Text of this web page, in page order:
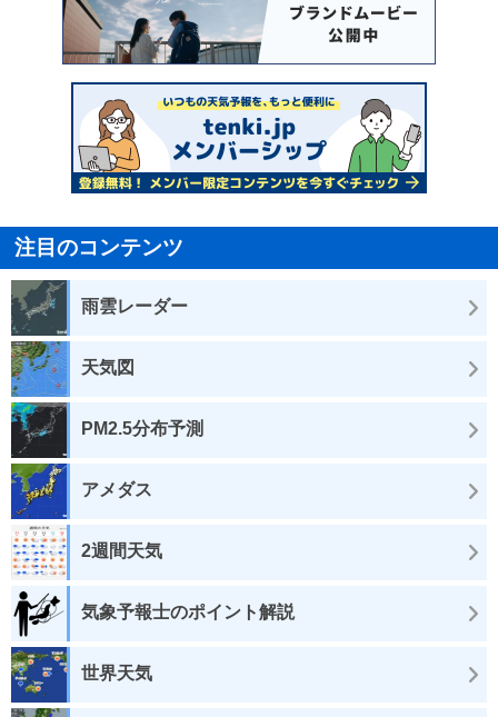
注目のコンテンツ
雨雲レーダー
天気図
PM2.5分布予測
アメダス
2週間天気
気象予報士のポイント解説
世界天気